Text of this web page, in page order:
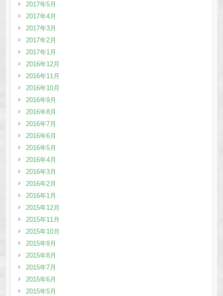
2017年5月
2017年4月
2017年3月
2017年2月
2017年1月
2016年12月
2016年11月
2016年10月
2016年9月
2016年8月
2016年7月
2016年6月
2016年5月
2016年4月
2016年3月
2016年2月
2016年1月
2015年12月
2015年11月
2015年10月
2015年9月
2015年8月
2015年7月
2015年6月
2015年5月